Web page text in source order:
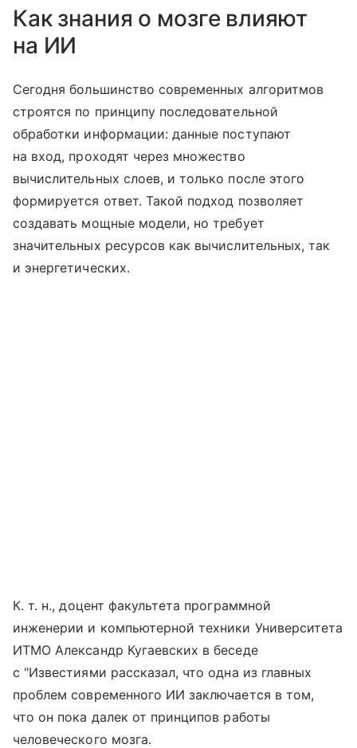
Как знания о мозге влияют
на ИИ
Сегодня большинство современных алгоритмов
строятся по принципу последовательной
обработки информации: данные поступают
на вход, проходят через множество
вычислительных слоев, и только после этого
формируется ответ. Такой подход позволяет
создавать мощные модели, но требует
значительных ресурсов как вычислительных, так
и энергетических.
К. т. н., доцент факультета программной
инженерии и компьютерной техники Университета
ИТМО Александр Кугаевских в беседе
с "Известиями рассказал, что одна из главных
проблем современного ИИ заключается в том,
что он пока далек от принципов работы
человеческого мозга.